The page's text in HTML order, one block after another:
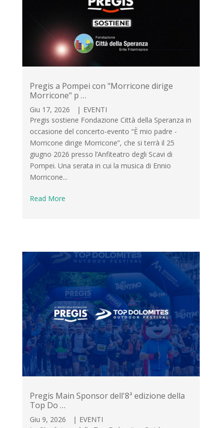
Pregis a Pompei con "Morricone dirige
Morricone" p …
Giu 17, 2026 | EVENTI
Pregis sostiene Fondazione Città della Speranza in
occasione del concerto-evento “È mio padre -
Morricone dirige Morricone”, che si terrà il 25
giugno 2026 presso l’Anfiteatro degli Scavi di
Pompei. Una serata in cui la musica di Ennio
Morricone...
Read More
Pregis Main Sponsor dell'8ª edizione della
Top Do …
Giu 9, 2026 | EVENTI